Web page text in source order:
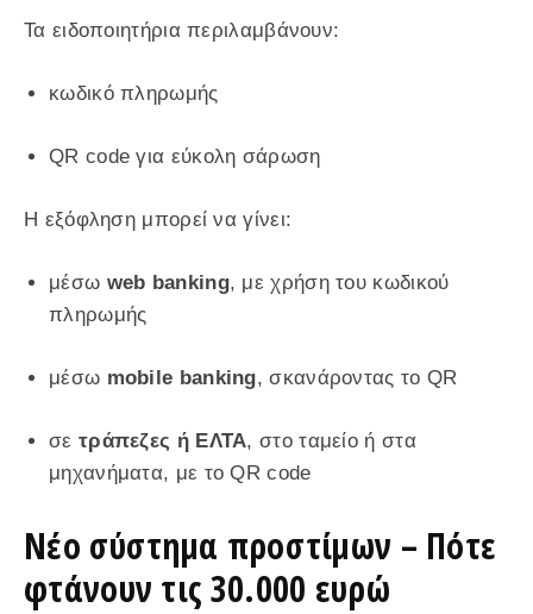
Τα ειδοποιητήρια περιλαμβάνουν:
κωδικό πληρωμής
QR code για εύκολη σάρωση
Η εξόφληση μπορεί να γίνει:
μέσω web banking, με χρήση του κωδικού
πληρωμής
μέσω mobile banking, σκανάροντας το QR
σε τράπεζες ή ΕΛΤΑ, στο ταμείο ή στα
μηχανήματα, με το QR code
Νέο σύστημα προστίμων – Πότε
φτάνουν τις 30.000 ευρώ